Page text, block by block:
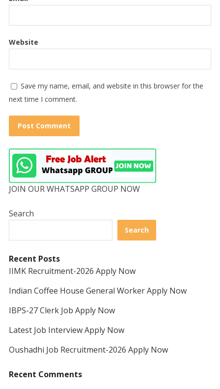
Website
Save my name, email, and website in this browser for the
next time I comment.
JOIN OUR WHATSAPP GROUP NOW
Search
Search
Recent Posts
IIMK Recruitment-2026 Apply Now
Indian Coffee House General Worker Apply Now
IBPS-27 Clerk Job Apply Now
Latest Job Interview Apply Now
Oushadhi Job Recruitment-2026 Apply Now
Recent Comments